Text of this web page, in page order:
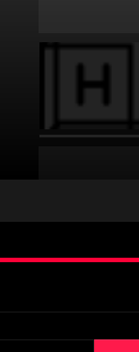
Report
Report